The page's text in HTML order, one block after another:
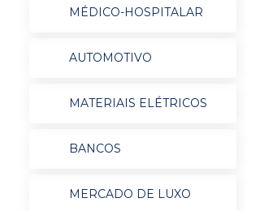
MÉDICO-HOSPITALAR
AUTOMOTIVO
MATERIAIS ELÉTRICOS
BANCOS
MERCADO DE LUXO